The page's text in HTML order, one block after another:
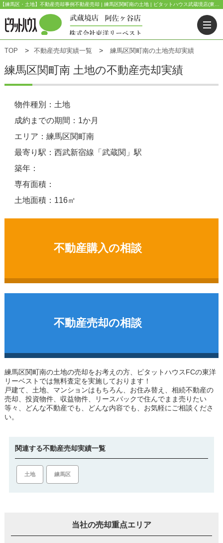
TOP 不動産売却実績一覧 練馬区関町南の土地売却実績
練馬区関町南 土地の不動産売却実績
物件種別：土地
成約までの期間：1か月
エリア：練馬区関町南
最寄り駅：西武新宿線「武蔵関」駅
築年：
専有面積：
土地面積：116㎡
不動産購入の相談
不動産売却の相談
練馬区関町南の土地の売却をお考えの方、ピタットハウスFCの東洋
リーベストでは無料査定を実施しております！
戸建て、土地、マンションはもちろん、お住み替え、相続不動産の
売却、投資物件、収益物件、リースバックで住んでまま売りたい
等々、どんな不動産でも、どんな内容でも、お気軽にご相談くださ
い。
関連する不動産売却実績一覧
土地 練馬区
当社の売却重点エリア